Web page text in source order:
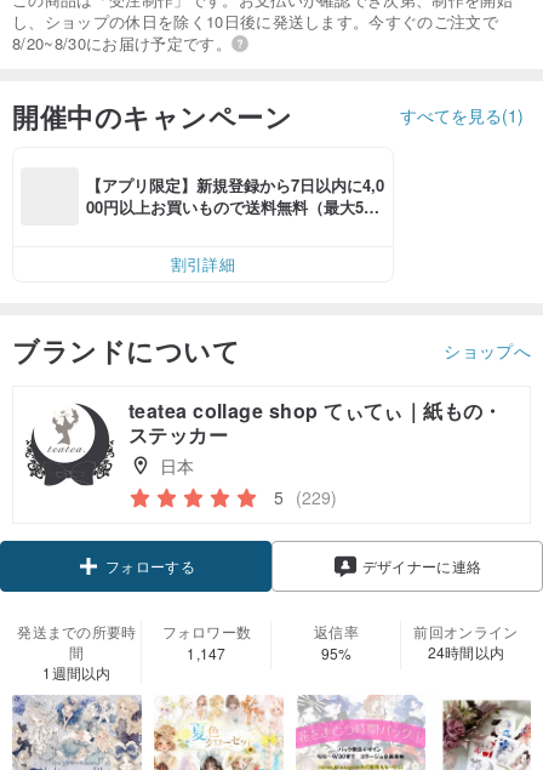
し、ショップの休日を除く10日後に発送します。今すぐのご注文で
8/20~8/30にお届け予定です。
開催中のキャンペーン すべてを見る(1)
【アプリ限定】新規登録から7日以内に4,0
00円以上お買いもので送料無料（最大500
割引詳細
ブランドについて ショップへ
teatea collage shop てぃてぃ｜紙もの・
ステッカー
日本
5 (229)
フォローする デザイナーに連絡
発送までの所要時
間
1週間以内
フォロワー数
1,147
返信率
95%
前回オンライン
24時間以内